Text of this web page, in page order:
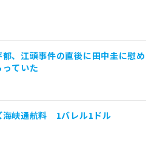
郁、江頭事件の直後に田中圭に慰め
ていた
海峡通航料 1バレル1ドル